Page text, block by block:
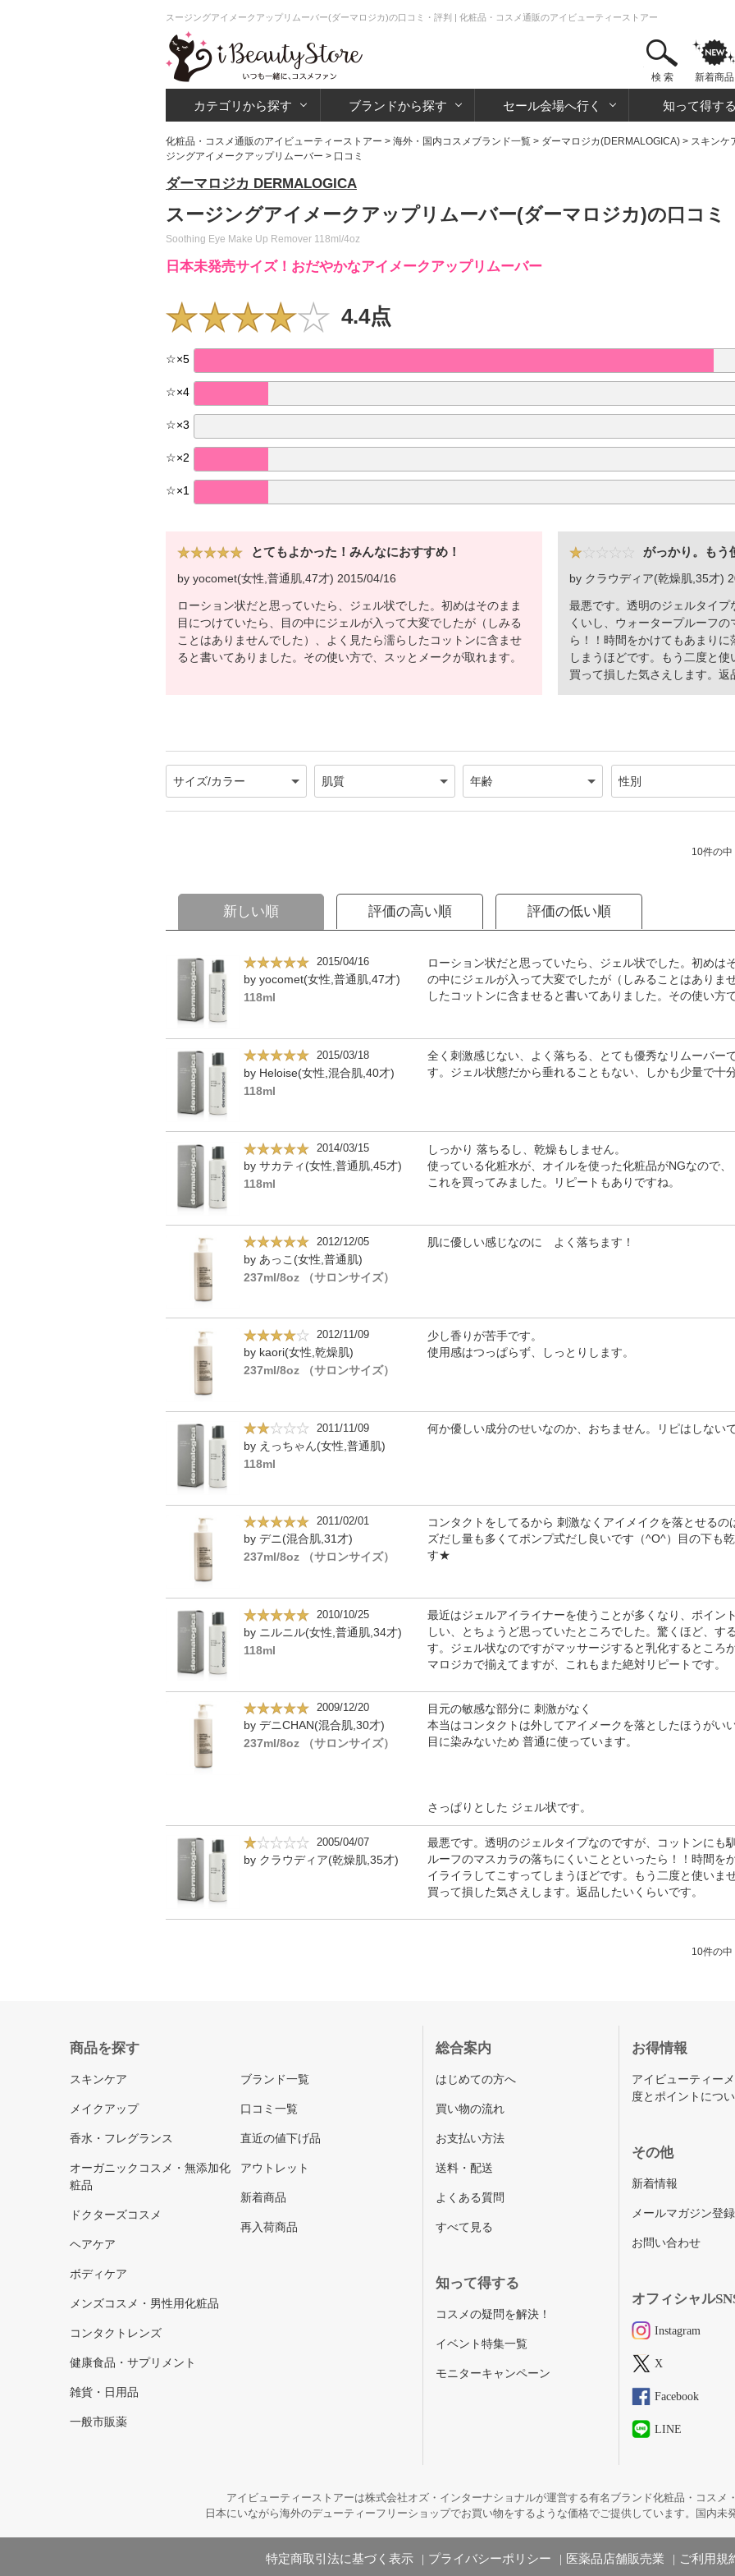
スージングアイメークアップリムーバー(ダーマロジカ)の口コミ・評判 | 化粧品・コスメ通販のアイビューティーストアー
検 索 新着商品
カテゴリから探す ブランドから探す セール会場へ行く 知って得す
化粧品・コスメ通販のアイビューティーストアー > 海外・国内コスメブランド一覧 > ダーマロジカ(DERMALOGICA) > スキンケ
ジングアイメークアップリムーバー > 口コミ
ダーマロジカ DERMALOGICA
スージングアイメークアップリムーバー(ダーマロジカ)の口コミ
Soothing Eye Make Up Remover 118ml/4oz
日本未発売サイズ！おだやかなアイメークアップリムーバー
4.4点
☆×5
☆×4
☆×3
☆×2
☆×1
とてもよかった！みんなにおすすめ！
by yocomet(女性,普通肌,47才) 2015/04/16
ローション状だと思っていたら、ジェル状でした。初めはそのまま
目につけていたら、目の中にジェルが入って大変でしたが（しみる
ことはありませんでした）、よく見たら濡らしたコットンに含ませ
ると書いてありました。その使い方で、スッとメークが取れます。
がっかり。もう
by クラウディア(乾燥肌,35才)
最悪です。透明のジェルタイ
くいし、ウォータープルーフ
ら！！時間をかけてもあまり
しまうほどです。もう二度と
買って損した気さえします。返
10件の
新しい順 評価の高い順 評価の低い順
2015/04/16
by yocomet(女性,普通肌,47才)
118ml
ローション状だと思っていたら、ジェル状でした。初めは
の中にジェルが入って大変でしたが（しみることはありま
したコットンに含ませると書いてありました。その使い方
2015/03/18
by Heloise(女性,混合肌,40才)
118ml
全く刺激感じない、よく落ちる、とても優秀なリムーバー
す。ジェル状態だから垂れることもない、しかも少量で十
2014/03/15
by サカティ(女性,普通肌,45才)
118ml
しっかり 落ちるし、乾燥もしません。
使っている化粧水が、オイルを使った化粧品がNGなので、
これを買ってみました。リピートもありですね。
2012/12/05
by あっこ(女性,普通肌)
237ml/8oz （サロンサイズ）
肌に優しい感じなのに よく落ちます！
2012/11/09
by kaori(女性,乾燥肌)
237ml/8oz （サロンサイズ）
少し香りが苦手です。
使用感はつっぱらず、しっとりします。
2011/11/09
by えっちゃん(女性,普通肌)
118ml
何か優しい成分のせいなのか、おちません。リピはしない
2011/02/01
by デニ(混合肌,31才)
237ml/8oz （サロンサイズ）
コンタクトをしてるから 刺激なくアイメイクを落とせる
ズだし量も多くてポンプ式だし良いです（^O^）目の下も
す★
2010/10/25
by ニルニル(女性,普通肌,34才)
118ml
最近はジェルアイライナーを使うことが多くなり、ポイン
しい、とちょうど思っていたところでした。驚くほど、す
す。ジェル状なのですがマッサージすると乳化するところ
マロジカで揃えてますが、これもまた絶対リピートです。
2009/12/20
by デニCHAN(混合肌,30才)
237ml/8oz （サロンサイズ）
目元の敏感な部分に 刺激がなく
本当はコンタクトは外してアイメークを落としたほうがい
目に染みないため 普通に使っています。
さっぱりとした ジェル状です。
2005/04/07
by クラウディア(乾燥肌,35才)
最悪です。透明のジェルタイプなのですが、コットンにも
ルーフのマスカラの落ちにくいことといったら！！時間を
イライラしてこすってしまうほどです。もう二度と使いま
買って損した気さえします。返品したいくらいです。
10件の
商品を探す
スキンケア
メイクアップ
香水・フレグランス
オーガニックコスメ・無添加化
粧品
ドクターズコスメ
ヘアケア
ボディケア
メンズコスメ・男性用化粧品
コンタクトレンズ
健康食品・サプリメント
雑貨・日用品
一般市販薬
ブランド一覧
口コミ一覧
直近の値下げ品
アウトレット
新着商品
再入荷商品
総合案内
はじめての方へ
買い物の流れ
お支払い方法
送料・配送
よくある質問
すべて見る
知って得する
コスメの疑問を解決！
イベント特集一覧
モニターキャンペーン
お得情報
アイビューティー
度とポイントにつ
その他
新着情報
メールマガジン登録
お問い合わせ
オフィシャル
Instagram
X
Facebook
LINE
アイビューティーストアーは株式会社オズ・インターナショナルが運営する有名ブランド化粧品・コスメ
日本にいながら海外のデューティーフリーショップでお買い物をするような価格でご提供しています。国内未
特定商取引法に基づく表示 プライバシーポリシー 医薬品店舗販売業 ご利用規